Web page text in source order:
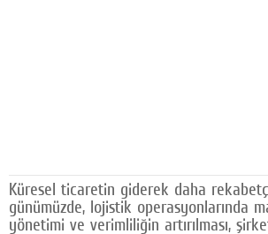
Facebook
Twitter
Küresel ticaretin giderek daha
günümüzde, lojistik operasyonlarında
yönetimi ve verimliliğin artırılması,